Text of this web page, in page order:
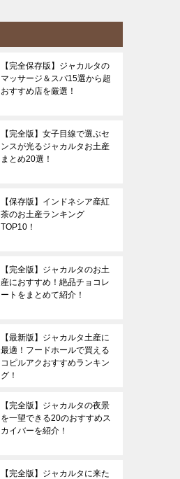
【完全保存版】ジャカルタの
マッサージ＆スパ15選から超
おすすめ店を厳選！
【完全版】女子目線で選ぶセ
ンスが光るジャカルタお土産
まとめ20選！
【保存版】インドネシア産紅
茶のお土産ランキング
TOP10！
【完全版】ジャカルタのお土
産におすすめ！絶品チョコレ
ートをまとめて紹介！
【最新版】ジャカルタ土産に
最適！フードホールで買える
コピルアクおすすめランキン
グ！
【完全版】ジャカルタの夜景
を一望できる20のおすすめス
カイバーを紹介！
【完全版】ジャカルタに来た